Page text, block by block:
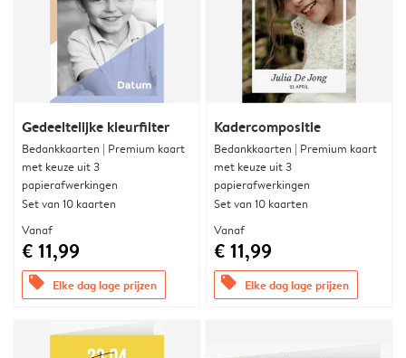
Gedeeltelijke kleurfilter
Bedankkaarten | Premium kaart
met keuze uit 3
papierafwerkingen
Set van 10 kaarten
Vanaf
€ 11,99
offers Elke dag lage prijzen
Kadercompositie
Bedankkaarten | Premium kaart
met keuze uit 3
papierafwerkingen
Set van 10 kaarten
Vanaf
€ 11,99
offers Elke dag lage prijzen